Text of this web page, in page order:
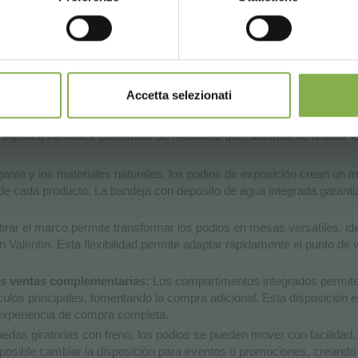
Accetta selezionati
de exposición de Organizzazione
Orlandelli representan una oportunidad única para
introducir elementos de mobiliario que, además de realzar
y los materiales naturales, los podios de exposición crean un
cada producto. La bandeja con depósito de agua integrada
el marco permite transformar los podios en mesas versátiles,
Esta flexibilidad permite adaptar rápidamente el punto
ventas complementarias:
Los compartimentos integrados
principales, fomentando la compra adicional. Esta disposición
de compra completa.
giratorias con freno, los podios se pueden mover con
cambiar la disposición para eventos o promociones,